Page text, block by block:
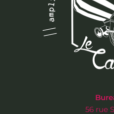
56 rue